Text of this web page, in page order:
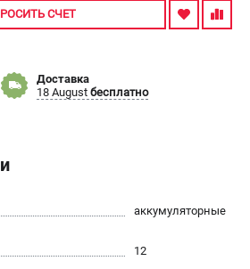
СЧЕТ
Доставка
18 August бесплатно
аккумуляторные
12